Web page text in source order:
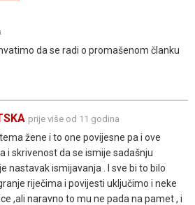
da se radi o promašenom članku
prije više od 11 godina
žene i to one povijesne pa i ove
i skrivenost da se ismije sadašnju
nastavak ismijavanja . I sve bi to bilo
riječima i povijesti uključimo i neke
,ali naravno to mu ne pada na pamet , i